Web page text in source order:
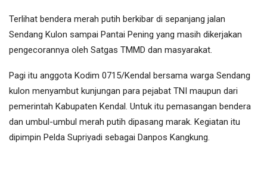
Terlihat bendera merah putih berkibar di sepanjang jalan
Sendang Kulon sampai Pantai Pening yang masih dikerjakan
pengecorannya oleh Satgas TMMD dan masyarakat.
Pagi itu anggota Kodim 0715/Kendal bersama warga Sendang
kulon menyambut kunjungan para pejabat TNI maupun dari
pemerintah Kabupaten Kendal. Untuk itu pemasangan bendera
dan umbul-umbul merah putih dipasang marak. Kegiatan itu
dipimpin Pelda Supriyadi sebagai Danpos Kangkung.